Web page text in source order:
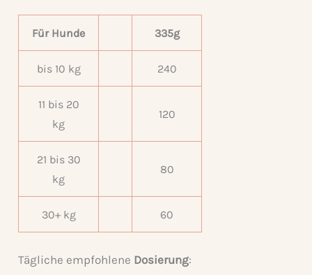
Für Hunde 335g
bis 10 kg 240
11 bis 20
kg
120
21 bis 30
kg
80
30+ kg 60
Tägliche empfohlene Dosierung: